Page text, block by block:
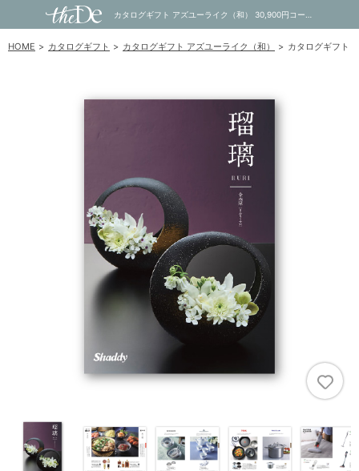
HOME カタログギフト カタログギフト アズユーライク（和） カタログギフト